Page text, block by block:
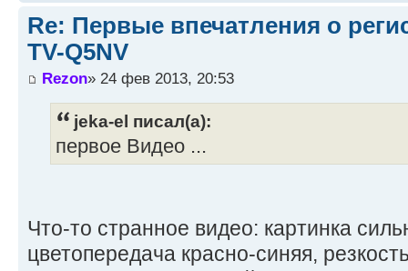
Re: Первые впечатления о
TV-Q5NV
Rezon» 24 фев 2013, 20:53
jeka-el писал(а):
первое Видео ...
Что-то странное видео: картинка
цветопередача красно-синяя,